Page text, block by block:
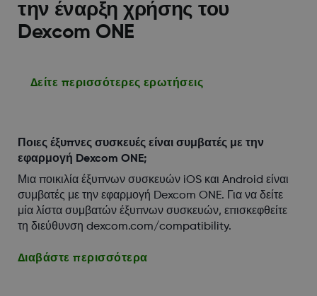
την έναρξη χρήσης του
Dexcom ONE
Δείτε περισσότερες ερωτήσεις
Ποιες έξυπνες συσκευές είναι συμβατές με την
εφαρμογή Dexcom ONE;
Μια ποικιλία έξυπνων συσκευών iOS και Android είναι
συμβατές με την εφαρμογή Dexcom ONE. Για να δείτε
μία λίστα συμβατών έξυπνων συσκευών, επισκεφθείτε
τη διεύθυνση dexcom.com/compatibility.
Διαβάστε περισσότερα